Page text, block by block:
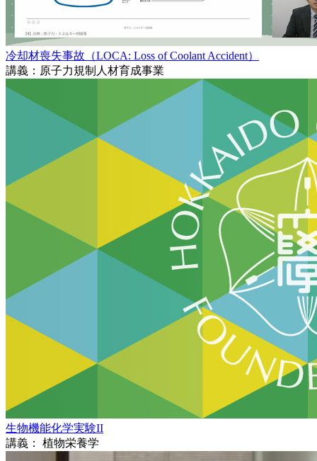
冷却材喪失事故（LOCA: Loss of Coolant Accident）
講義：原子力規制人材育成事業
生物機能化学実験II
講義： 植物栄養学